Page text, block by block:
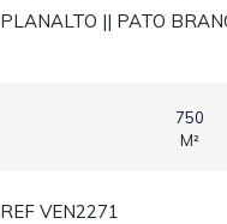
PLANALTO || PATO
750
M²
REF VEN2271